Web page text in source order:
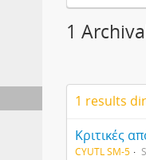
1
1 results
CYUTL SM-5